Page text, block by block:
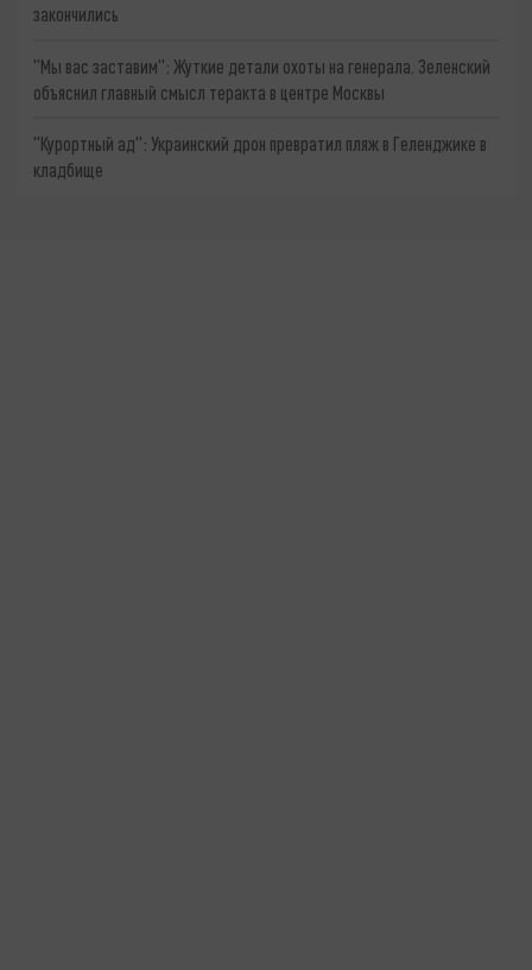
закончились
"Мы вас заставим": Жуткие детали охоты на генерала. Зеленский
объяснил главный смысл теракта в центре Москвы
"Курортный ад": Украинский дрон превратил пляж в Геленджике в
кладбище